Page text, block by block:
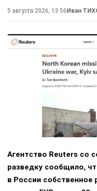
5 августа 2026, 13:56Иван
Агентство Reuters со
разведку сообщило,
в России собственное